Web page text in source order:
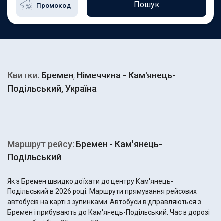
Пошук
Квитки: Бремен, Німеччина - Кам'янець-
Подільський, Україна
Маршрут рейсу: Бремен - Кам'янець-
Подільський
Як з Бремен швидко доїхати до центру Кам'янець-
Подільський в 2026 році. Маршрути прямування рейсових
автобусів на карті з зупинками. Автобуси відправляються з
Бремен і прибувають до Кам'янець-Подільський. Час в дорозі